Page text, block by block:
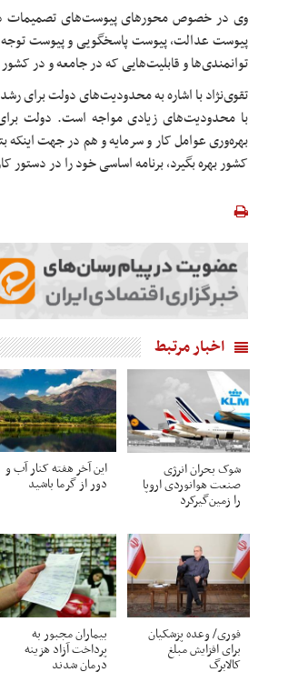
وی در خصوص محورهای پیوست‌های تصمیمات
پیوست عدالت، پیوست پاسخگویی و پیوست توجه
توانمندی‌ها و قابلیت‌هایی که در جامعه و در
تقوی‌نژاد با اشاره به محدودیت‌های دولت برای
با محدودیت‌های زیادی مواجه است. دولت
بهره‌وری عوامل کار و سرمایه و هم در جهت اینکه
کشور بهره بگیرد، برنامه اساسی خود را در دستور
اخبار مرتبط
شوک بحران انرژی
صنعت هوانوردی اروپا
را زمین‌گیر‌کرد
این آخر هفته کنار آب و
دور از گرما باشید
فوری/ وعده پزشکیان
برای افزایش مبلغ
کالابرگ
بیماران مجبور به
پرداخت آزاد هزینه
درمان شدند